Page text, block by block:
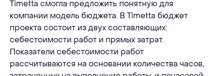
Timetta смогла предложить понятную для
компании модель бюджета. В Timetta бюджет
проекта состоит из двух составляющих:
себестоимости работ и прямых затрат.
Показатели себестоимости работ
рассчитываются на основании количества часов,